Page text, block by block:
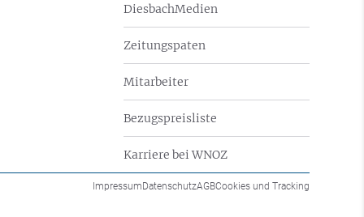
DiesbachMedien
Zeitungspaten
Mitarbeiter
Bezugspreisliste
Karriere bei WNOZ
ImpressumDatenschutzAGBCookies und Tracking